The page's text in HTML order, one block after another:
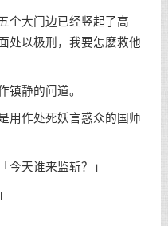
大门边已经竖起了高
处以极刑，我要怎麽救他
静的问道。
作处死妖言惑众的国师
天谁来监斩？」